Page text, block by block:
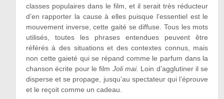
classes populaires dans le film, et il serait très réducteur
d’en rapporter la cause à elles puisque l’essentiel est le
mouvement inverse, cette gaité se diffuse. Tous les mots
utilisés, toutes les phrases entendues peuvent être
référés à des situations et des contextes connus, mais
non cette gaieté qui se répand comme le parfum dans la
chanson écrite pour le film Joli mai. Loin d’agglutiner il se
disperse et se propage, jusqu’au spectateur qui l’éprouve
et le reçoit comme un cadeau.